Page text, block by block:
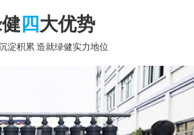
四大优势
淀积累 造就绿健实力地位